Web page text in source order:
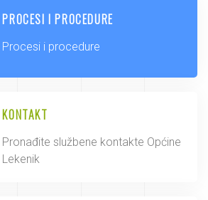
PROCESI I PROCEDURE
Procesi i procedure
KONTAKT
Pronađite službene kontakte Općine
Lekenik